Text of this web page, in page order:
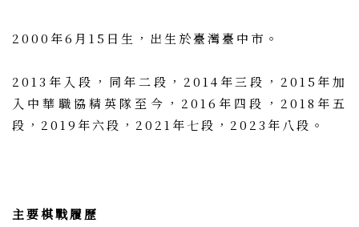
2000年6月15日生，出生於臺灣臺中市。
2013年入段，同年二段，2014年三段，2015年加
入中華職協精英隊至今，2016年四段，2018年五
段，2019年六段，2021年七段，2023年八段。
主要棋戰履歷